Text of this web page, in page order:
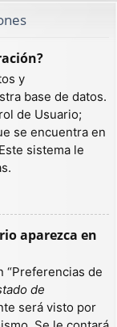
y
base de datos.
de Usuario;
se encuentra en
sistema le
aparezca en
“Preferencias de
de
será visto por